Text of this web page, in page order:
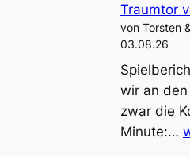
Traumtor
von Torsten
03.08.26
wir an
zwar die
Minute:…